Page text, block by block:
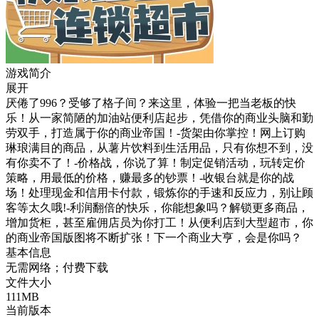
游戏简介
展开
厌倦了996？受够了格子间？来这里，体验一把当老板的快
乐！从一家简陋的加油站便利店起步，凭借你的商业头脑和勤
劳双手，打造属于你的商业帝国！-货架由你掌控！网上订购
琳琅满目的商品，从薯片饮料到生活用品，只有你想不到，没
有你卖不了！-价格战，你说了算！制定促销活动，玩转定价
策略，用最低的价格，赚最多的钞票！-收银台就是你的战
场！处理现金和信用卡付款，锻炼你的手速和反应力，别让顾
客等太久哦!-利润翻倍的快乐，你能想象吗？解锁更多商品，
增加货柜，甚至雇佣店员为你打工！从便利店到大型超市，你
的商业帝国版图将不断扩张！下一个商业大亨，会是你吗？
基本信息
无需网络；付费下载
文件大小
111MB
当前版本